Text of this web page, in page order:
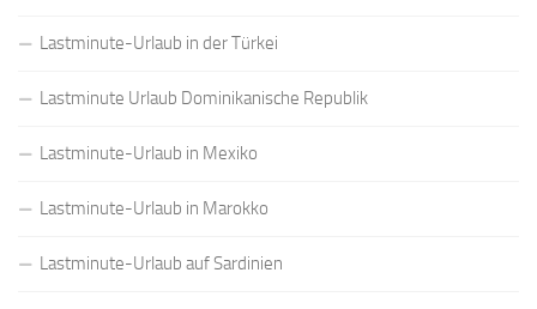
Lastminute-Urlaub in der Türkei
Lastminute Urlaub Dominikanische Republik
Lastminute-Urlaub in Mexiko
Lastminute-Urlaub in Marokko
Lastminute-Urlaub auf Sardinien